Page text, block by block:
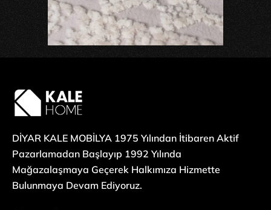
DİYAR KALE MOBİLYA 1975 Yılından İtibaren Aktif
Pazarlamadan Başlayıp 1992 Yılında
Mağazalaşmaya Geçerek Halkımıza Hizmette
Bulunmaya Devam Ediyoruz.